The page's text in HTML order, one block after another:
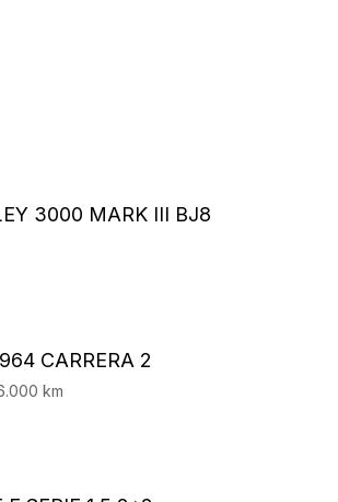
3000 MARK III BJ8
CARRERA 2
km